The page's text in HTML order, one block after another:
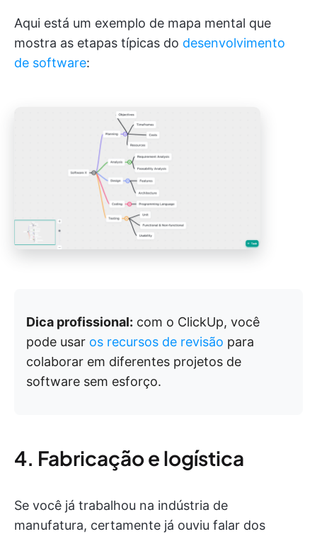
Aqui está um exemplo de mapa mental que
mostra as etapas típicas do desenvolvimento
de software:
Dica profissional: com o ClickUp, você
pode usar os recursos de revisão para
colaborar em diferentes projetos de
software sem esforço.
4. Fabricação e logística
Se você já trabalhou na indústria de
manufatura, certamente já ouviu falar dos